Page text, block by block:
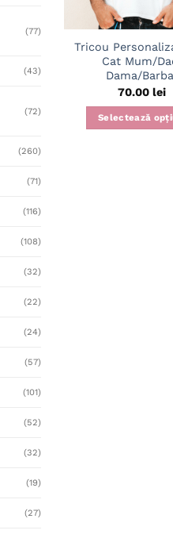
(77)
(43)
(72)
(260)
(71)
(116)
(108)
(32)
(22)
(24)
(57)
(101)
(52)
(32)
(19)
(27)
Tricou
Cat Mum/
Dama/
70.00lei
Selectează